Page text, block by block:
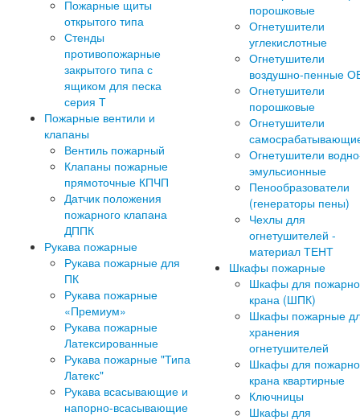
Пожарные щиты
открытого типа
Стенды
противопожарные
закрытого типа с
ящиком для песка
серия Т
Пожарные вентили и
клапаны
Вентиль пожарный
Клапаны пожарные
прямоточные КПЧП
Датчик положения
пожарного клапана
ДППК
Рукава пожарные
Рукава пожарные для
ПК
Рукава пожарные
«Премиум»
Рукава пожарные
Латексированные
Рукава пожарные "Типа
Латекс"
Рукава всасывающие и
напорно-всасывающие
порошковые
Огнетушители
углекислотные
Огнетушители
воздушно-пенные
Огнетушители
порошковые
Огнетушители
Огнетушители
эмульсионные
Пенообразователи
(генераторы пены)
Чехлы для
огнетушителей -
материал ТЕНТ
Шкафы пожарные
Шкафы для
крана (ШПК)
Шкафы пожарные
хранения
огнетушителей
Шкафы для
крана квартирные
Ключницы
Шкафы для